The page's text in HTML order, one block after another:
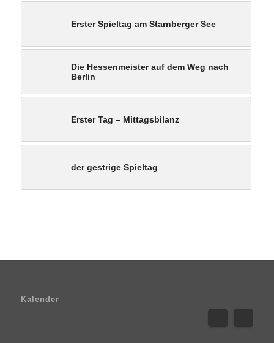
Erster Spieltag am Starnberger See
Die Hessenmeister auf dem Weg nach
Berlin
Erster Tag – Mittagsbilanz
der gestrige Spieltag
Kalender